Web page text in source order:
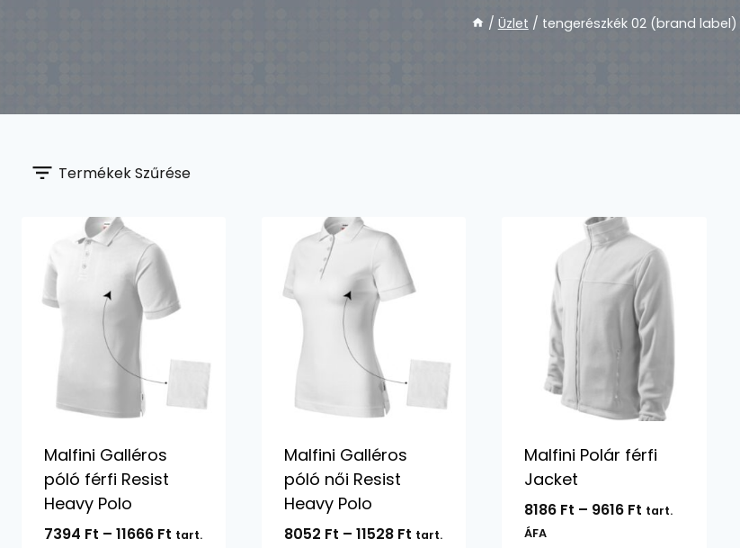
/ Üzlet / tengerészkék 02 (brand label)
Termékek Szűrése
Malfini Galléros
póló férfi Resist
Heavy Polo
7394 Ft – 11666 FtÁrtartomány:
tart.
Malfini Galléros
póló női Resist
Heavy Polo
8052 Ft – 11528 FtÁrtartomány:
tart.
Malfini Polár férfi
Jacket
8186 Ft – 9616 FtÁrtartomány:
tart.
ÁFA